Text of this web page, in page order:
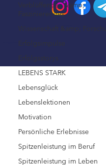
Verblüffendes &amp;
Faszinierendes
Wissenschaft &amp;
Erfolgsimpulse
Erfolgsstorys
LEBENS STARK
Lebensglück
Lebenslektionen
Motivation
Persönliche Erlebnisse
Spitzenleistung im Beruf
Spitzenleistung im Leben
Datenschutz
© 2026 Steffen Kirchner Academy